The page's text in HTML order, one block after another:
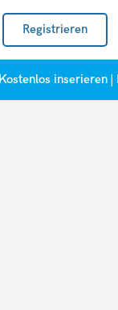
Registrieren
Kostenlos inserieren